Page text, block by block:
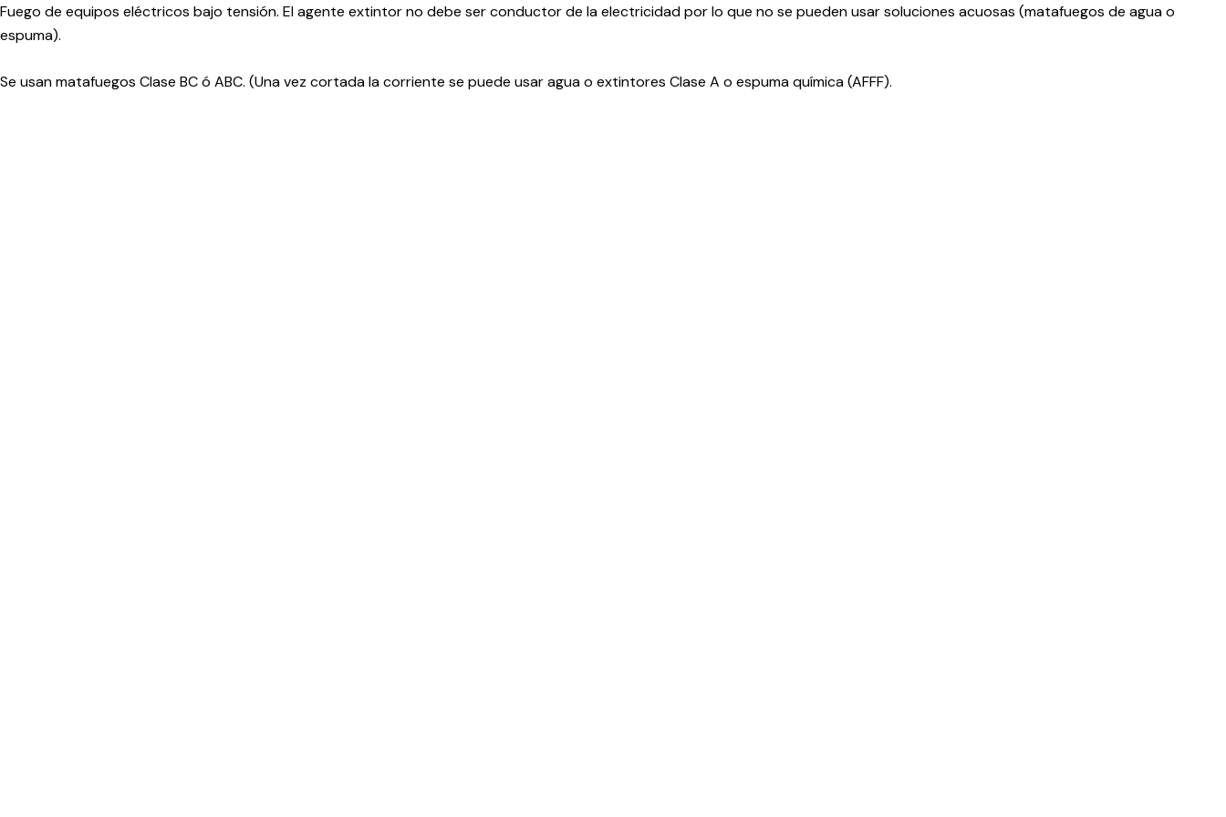
Fuego de equipos eléctricos bajo tensión. El agente extintor no debe ser conductor de la electricidad por lo que no se pueden usar soluciones acuosas (matafuegos de agua o
espuma).
Se usan matafuegos Clase BC ó ABC. (Una vez cortada la corriente se puede usar agua o extintores Clase A o espuma química (AFFF).